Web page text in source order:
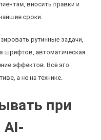
вносить правки и
сроки.
рутинные задачи,
шрифтов, автоматическая
эффектов. Всё это
а не на технике.
при
AI-